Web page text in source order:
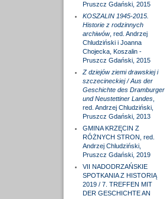
Pruszcz Gdański, 2015
KOSZALIN 1945-2015.
Historie z rodzinnych
archiwów, red. Andrzej
Chludziński i Joanna
Chojecka, Koszalin -
Pruszcz Gdański, 2015
Z dziejów ziemi drawskiej i
szczecineckiej / Aus der
Geschichte des Dramburger
und Neustettiner Landes,
red. Andrzej Chludziński,
Pruszcz Gdański, 2013
GMINA KRZĘCIN Z
RÓŻNYCH STRON, red.
Andrzej Chludziński,
Pruszcz Gdański, 2019
VII NADODRZAŃSKIE
SPOTKANIA Z HISTORIĄ
2019 / 7. TREFFEN MIT
DER GESCHICHTE AN